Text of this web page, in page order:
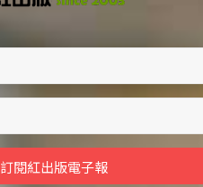
訂閱紅出版電子報